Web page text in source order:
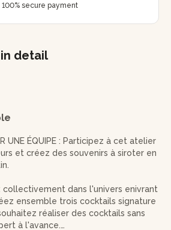
100% secure payment
detail
UNE ÉQUIPE : Participez à cet atelier
et créez des souvenirs à siroter en
collectivement dans l'univers enivrant
ensemble trois cocktails signature
réaliser des cocktails sans
à l'avance.